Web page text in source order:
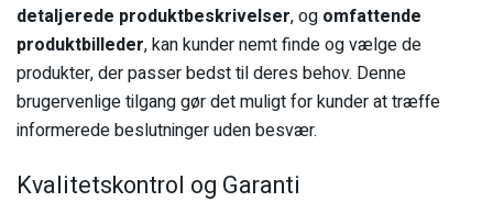
detaljerede produktbeskrivelser, og omfattende
produktbilleder, kan kunder nemt finde og vælge de
produkter, der passer bedst til deres behov. Denne
brugervenlige tilgang gør det muligt for kunder at træffe
informerede beslutninger uden besvær.
Kvalitetskontrol og Garanti